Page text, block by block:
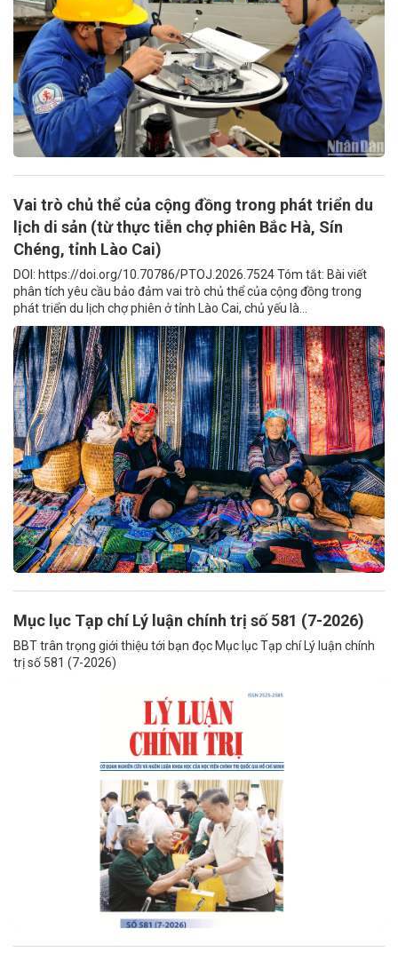
Vai trò chủ thể của cộng đồng trong phát triển du
lịch di sản (từ thực tiễn chợ phiên Bắc Hà, Sín
Chéng, tỉnh Lào Cai)
DOI: https://doi.org/10.70786/PTOJ.2026.7524 Tóm tắt: Bài viết
phân tích yêu cầu bảo đảm vai trò chủ thể của cộng đồng trong
phát triển du lịch chợ phiên ở tỉnh Lào Cai, chủ yếu là...
Mục lục Tạp chí Lý luận chính trị số 581 (7-2026)
BBT trân trọng giới thiệu tới bạn đọc Mục lục Tạp chí Lý luận chính
trị số 581 (7-2026)